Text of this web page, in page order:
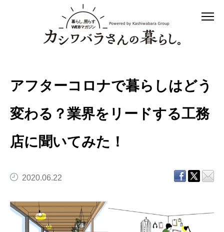
アフターコロナで暮らしはどう
変わる？業界をリードする工務
店に聞いてみた！
2020.06.22